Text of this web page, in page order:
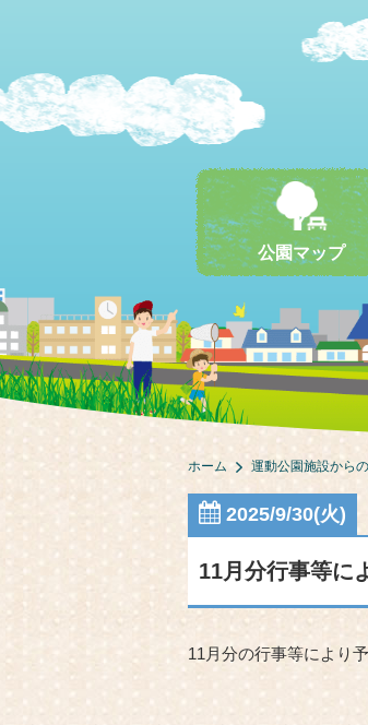
公園マップ
ホーム 運動公園施設から
2025/9/30(火)
11月分行事等に
11月分の行事等により